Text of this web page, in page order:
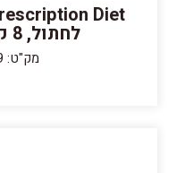
לחתול, 8 ק"ג (עם עוף)
מק"ט: 40606189